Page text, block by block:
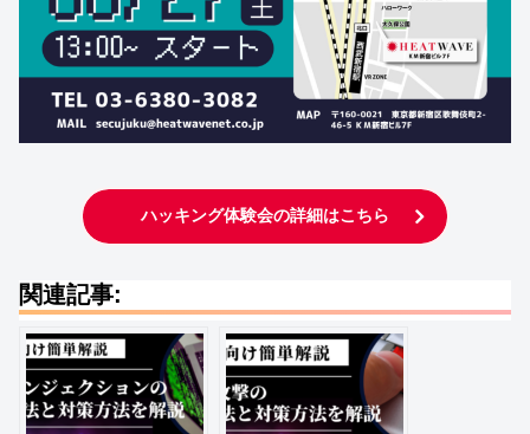
ハッキング体験会の詳細はこちら
関連記事: